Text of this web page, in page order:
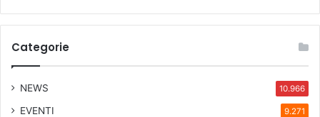
Categorie
NEWS 10.966
EVENTI 9.271